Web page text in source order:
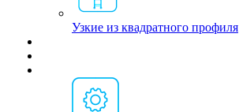
Узкие из квадратного профиля